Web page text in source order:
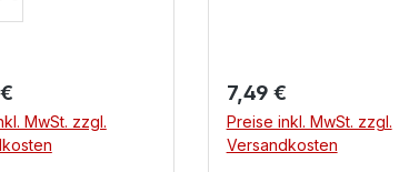
Preis:
MwSt. zzgl.
Regulärer Preis:
7,49 €
Preise inkl. MwSt. zzgl.
Versandkosten